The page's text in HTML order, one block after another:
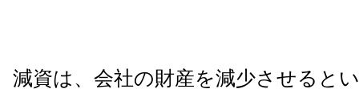
減資は、会社の財産を減少させると